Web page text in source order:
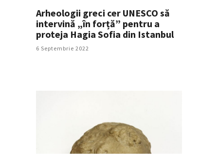
Arheologii greci cer UNESCO să
intervină „în forță” pentru a
proteja Hagia Sofia din Istanbul
6 Septembrie 2022